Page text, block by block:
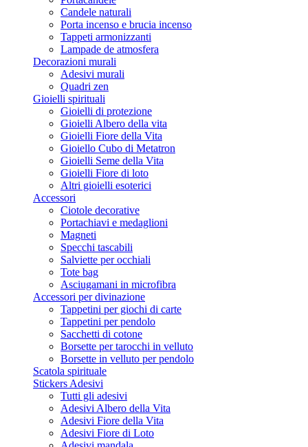
Candele naturali
Porta incenso e brucia incenso
Tappeti armonizzanti
Lampade de atmosfera
Decorazioni murali
Adesivi murali
Quadri zen
Gioielli spirituali
Gioielli di protezione
Gioielli Albero della vita
Gioielli Fiore della Vita
Gioiello Cubo di Metatron
Gioielli Seme della Vita
Gioielli Fiore di loto
Altri gioielli esoterici
Accessori
Ciotole decorative
Portachiavi e medaglioni
Magneti
Specchi tascabili
Salviette per occhiali
Tote bag
Asciugamani in microfibra
Accessori per divinazione
Tappetini per giochi di carte
Tappetini per pendolo
Sacchetti di cotone
Borsette per tarocchi in velluto
Borsette in velluto per pendolo
Scatola spirituale
Stickers Adesivi
Tutti gli adesivi
Adesivi Albero della Vita
Adesivi Fiore della Vita
Adesivi Fiore di Loto